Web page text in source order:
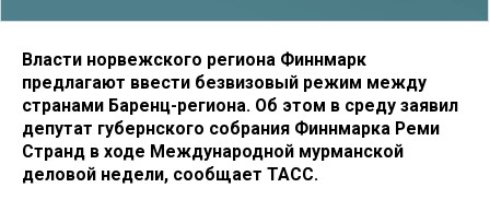
Власти норвежского региона Финнмарк
предлагают ввести безвизовый режим между
странами Баренц-региона. Об этом в среду заявил
депутат губернского собрания Финнмарка Реми
Странд в ходе Международной мурманской
деловой недели, сообщает ТАСС.